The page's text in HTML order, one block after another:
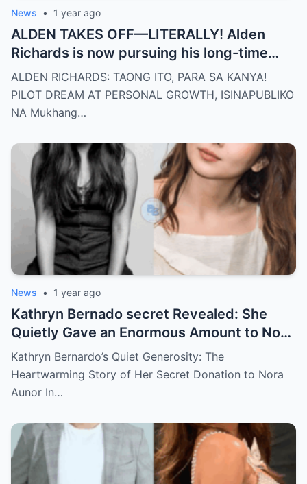
News • 1 year ago
ALDEN TAKES OFF—LITERALLY! Alden
Richards is now pursuing his long-time
dream of becoming a PILOT! But wait,
there’s more
ALDEN RICHARDS: TAONG ITO, PARA SA KANYA!
PILOT DREAM AT PERSONAL GROWTH, ISINAPUBLIKO
NA Mukhang…
News • 1 year ago
Kathryn Bernado secret Revealed: She
Quietly Gave an Enormous Amount to Nora
Aunor—The Reason Behind It Will Break
Your Heart!
Kathryn Bernardo’s Quiet Generosity: The
Heartwarming Story of Her Secret Donation to Nora
Aunor In…